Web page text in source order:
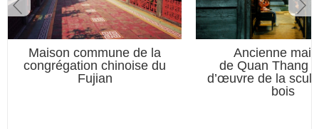
Maison commune de la
congrégation chinoise du
Fujian
Ancienne
de Quan Thang
d’œuvre de la
bois